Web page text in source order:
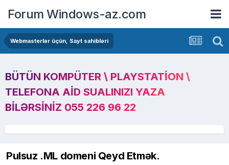
Forum Windows-az.com
Webmasterlər üçün, Sayt sahibləri
BÜTÜN KOMPÜTER \ PLAYSTATION \
TELEFONA AID SUALINIZI YAZA
BILƏRSINIZ 055 226 96 22
Pulsuz .ML domeni Qeyd Etmək.